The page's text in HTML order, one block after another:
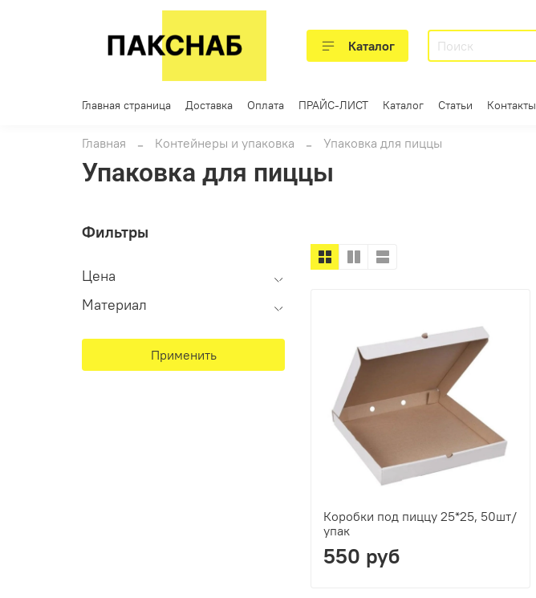
Каталог
Главная страница Доставка Оплата ПРАЙС-ЛИСТ Каталог Статьи Контакты
Главная Контейнеры и упаковка Упаковка для пиццы
Упаковка для пиццы
Коробки под пиццу 25*25, 50шт/
упак
550 руб
Фильтры
Цена
Материал
Применить